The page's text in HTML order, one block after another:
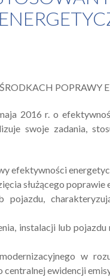
POPRAWY
2016 r. o
swoje zadania,
efektywności
służącego
pojazdu,
instalacji lub
w
ewidencji